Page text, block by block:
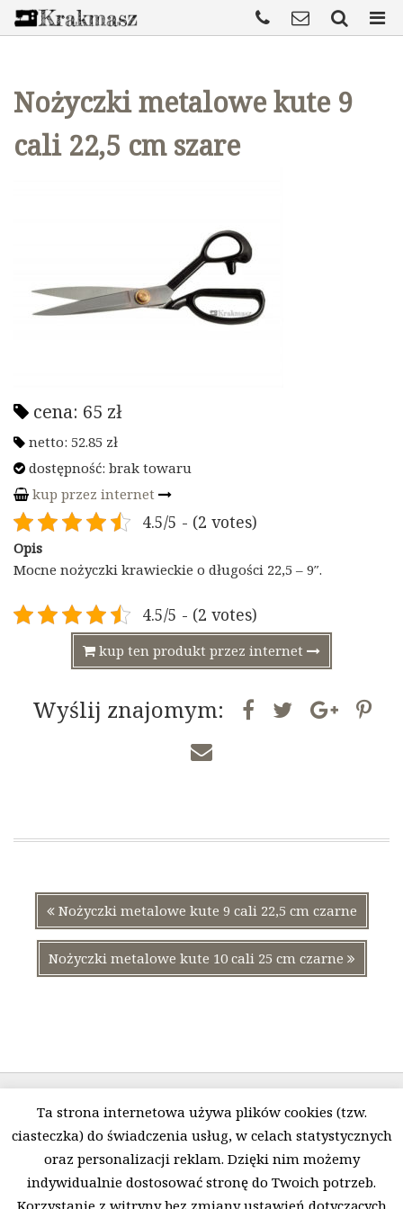
Nożyczki metalowe kute 9
cali 22,5 cm szare
cena: 65 zł
netto: 52.85 zł
dostępność: brak towaru
kup przez internet
4.5/5 - (2 votes)
Opis
Mocne nożyczki krawieckie o długości 22,5 – 9″.
4.5/5 - (2 votes)
kup ten produkt przez internet
Wyślij znajomym:
Nawigacja
wpisu Poprzedni
wpis:
Nożyczki metalowe kute 9 cali 22,5 cm czarne
Nożyczki metalowe kute 10 cali 25 cm czarne
wpis:
Polityka prywatności i pliki Cookies O firmie
Ta strona internetowa używa plików cookies (tzw.
ciasteczka) do świadczenia usług, w celach statystycznych
oraz personalizacji reklam. Dzięki nim możemy
indywidualnie dostosować stronę do Twoich potrzeb.